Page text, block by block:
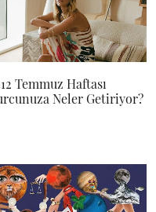
Temmuz Haftası
Neler Getiriyor?